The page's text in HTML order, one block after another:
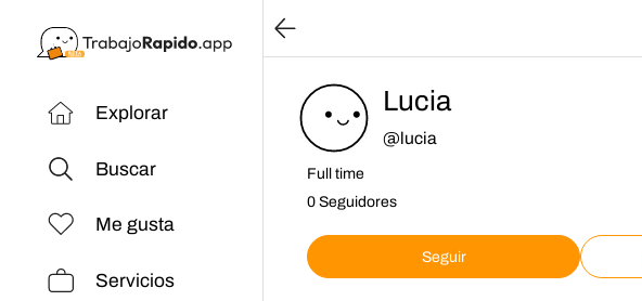
Explorar
Buscar
Me gusta
Servicios
Lucia
@lucia
Full time
0 Seguidores
Seguir